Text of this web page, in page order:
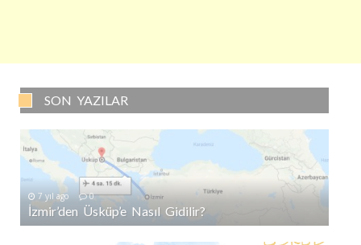
SON YAZILAR
7 yıl ago 0
İzmir’den Üsküp’e Nasıl Gidilir?